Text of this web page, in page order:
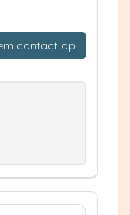
contact op